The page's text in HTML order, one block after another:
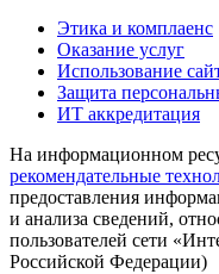
Этика и комплаенс
Оказание услуг
Использование
Защита
ИТ аккредитация
На информационном
рекомендательные
предоставления
и анализа сведений,
пользователей сети
Российской Федерации)